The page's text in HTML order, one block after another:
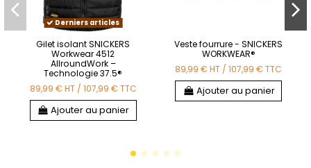
Derniers articles
Gilet isolant SNICKERS
Workwear 4512
AllroundWork –
Technologie 37.5®
89,99 €HT / 107,99 €TTC
Ajouter au panier
Veste fourrure - SNICKERS
WORKWEAR®
89,99 €HT /107,99 €TTC
Ajouter au panier